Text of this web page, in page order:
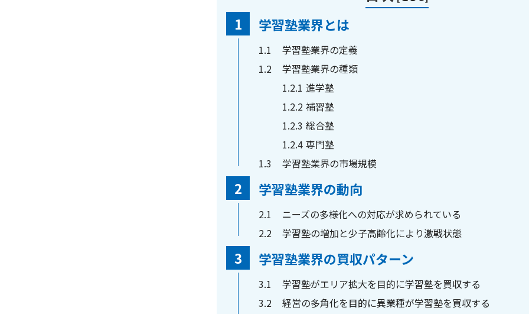
1 学習塾業界とは
1.1
学習塾業界の定義
1.2
学習塾業界の種類
1.2.1 進学塾
1.2.2 補習塾
1.2.3 総合塾
1.2.4 専門塾
1.3
学習塾業界の市場規模
2 学習塾業界の動向
2.1
ニーズの多様化への対応が求められている
2.2
学習塾の増加と少子高齢化により激戦状態
3 学習塾業界の買収パターン
3.1
学習塾がエリア拡大を目的に学習塾を買収する
3.2
経営の多角化を目的に異業種が学習塾を買収する